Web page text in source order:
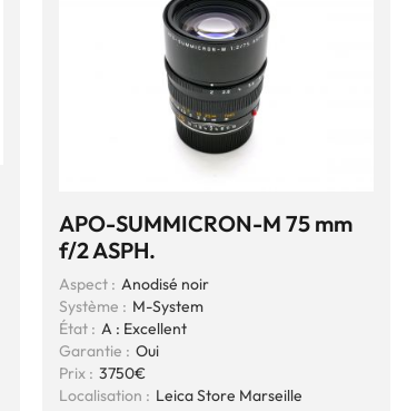
APO-SUMMICRON-M 75 mm
f/2 ASPH.
Aspect : Anodisé noir
Système : M-System
État : A : Excellent
Garantie : Oui
Prix : 3750€
Localisation : Leica Store Marseille